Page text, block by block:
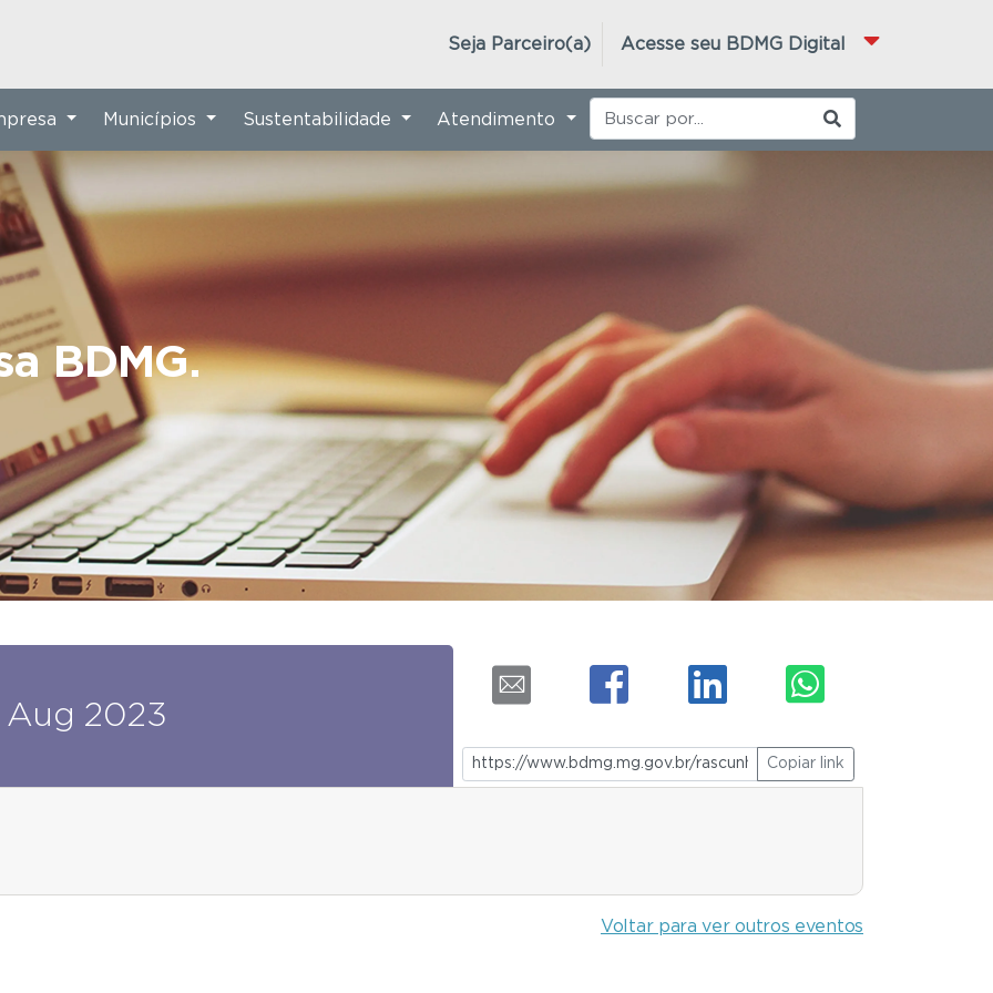
Acesse seu BDMG Digital
Seja Parceiro(a)
BDMG.
Municípios Sustentabilidade Atendimento
Aug 2023
Copiar link
Voltar para ver outros eventos